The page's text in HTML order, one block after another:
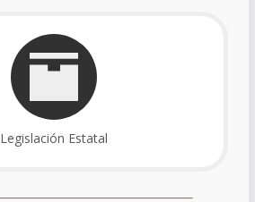
Legislación Estatal